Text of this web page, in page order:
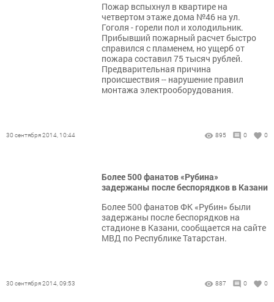
Пожар вспыхнул в квартире на
четвертом этаже дома №46 на ул.
Гоголя - горели пол и холодильник.
Прибывший пожарный расчет быстро
справился с пламенем, но ущерб от
пожара составил 75 тысяч рублей.
Предварительная причина
происшествия -- нарушение правил
монтажа электрооборудования.
30 сентября 2014, 10:44 895 0 0
Более 500 фанатов «Рубина»
задержаны после беспорядков в Казани
Более 500 фанатов ФК «Рубин» были
задержаны после беспорядков на
стадионе в Казани, сообщается на сайте
МВД по Республике Татарстан.
30 сентября 2014, 09:53 887 0 0